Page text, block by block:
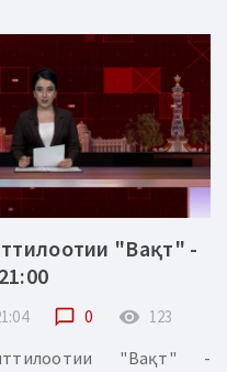
"Вақт" -
chat_bubble_outline 0 remove_red_eye 123
"Вақт" -